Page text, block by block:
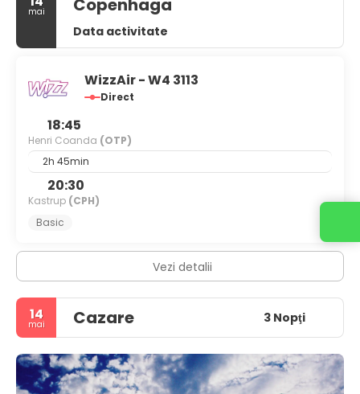
mai Copenhaga
Data activitate
WizzAir - W4 3113
Direct
18:45
Henri Coanda (OTP)
2h 45min
20:30
Kastrup (CPH)
Basic
Vezi detalii
14
mai Cazare 3 Nopţi